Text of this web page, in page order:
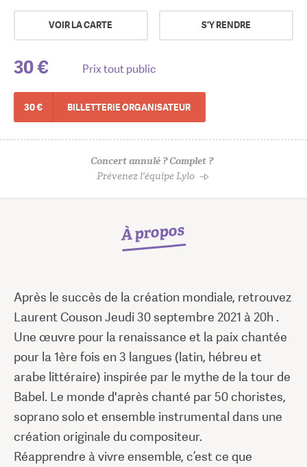
VOIR LA CARTE S'Y RENDRE
30 € Prix tout public
30 € BILLETTERIE ORGANISATEUR
Concert annulé ? Complet ?
Prévenez l'équipe Lylo
À propos
Après le succès de la création mondiale, retrouvez
Laurent Couson Jeudi 30 septembre 2021 à 20h .
Une œuvre pour la renaissance et la paix chantée
pour la 1ère fois en 3 langues (latin, hébreu et
arabe littéraire) inspirée par le mythe de la tour de
Babel. Le monde d'après chanté par 50 choristes,
soprano solo et ensemble instrumental dans une
création originale du compositeur.
Réapprendre à vivre ensemble, c’est ce que